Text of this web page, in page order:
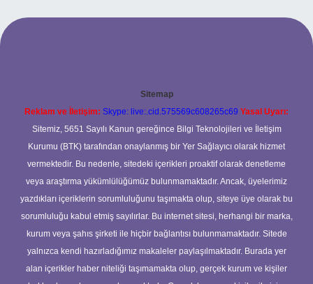
Sitemap
Reklam ve İletişim: Skype: live:.cid.575569c608265c69 Yasal Uyarı:
Sitemiz, 5651 Sayılı Kanun gereğince Bilgi Teknolojileri ve İletişim
Kurumu (BTK) tarafından onaylanmış bir Yer Sağlayıcı olarak hizmet
vermektedir. Bu nedenle, sitedeki içerikleri proaktif olarak denetleme
veya araştırma yükümlülüğümüz bulunmamaktadır. Ancak, üyelerimiz
yazdıkları içeriklerin sorumluluğunu taşımakta olup, siteye üye olarak bu
sorumluluğu kabul etmiş sayılırlar. Bu internet sitesi, herhangi bir marka,
kurum veya şahıs şirketi ile hiçbir bağlantısı bulunmamaktadır. Sitede
yalnızca kendi hazırladığımız makaleler paylaşılmaktadır. Burada yer
alan içerikler haber niteliği taşımamakta olup, gerçek kurum ve kişiler